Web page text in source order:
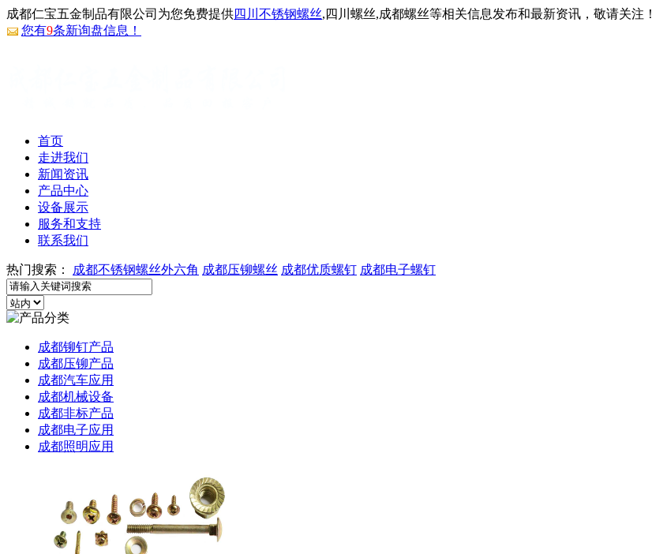
成都仁宝五金制品有限公司为您免费提供四川不锈钢螺丝,四川螺丝,成都螺丝等相关信息发布和最新资讯，敬请关注！
您有9条新询盘信息！
首页
走进我们
新闻资讯
产品中心
设备展示
服务和支持
联系我们
热门搜索： 成都不锈钢螺丝外六角 成都压铆螺丝 成都优质螺钉 成都电子螺钉
成都铆钉产品
成都压铆产品
成都汽车应用
成都机械设备
成都非标产品
成都电子应用
成都照明应用